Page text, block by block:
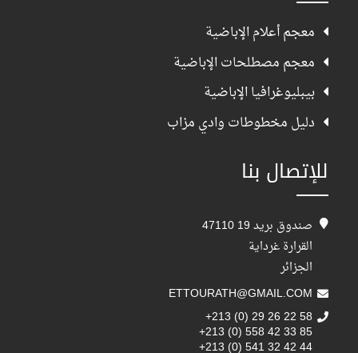
معجم أعلام الإباضية
معجم مصطلحات الإباضية
بيبليوغرافيا الإباضية
دليل مخطوطات وادي مزاب
للإتصال بنا
صندوق بريد 19 47110
القرارة غرداية
الجزائر
ETTOURATH@GMAIL.COM
+213 (0) 29 26 22 58
+213 (0) 558 42 33 85
+213 (0) 541 32 42 44